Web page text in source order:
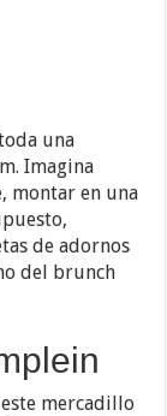
una
Imagina
montar en una
de adornos
del brunch
mercadillo